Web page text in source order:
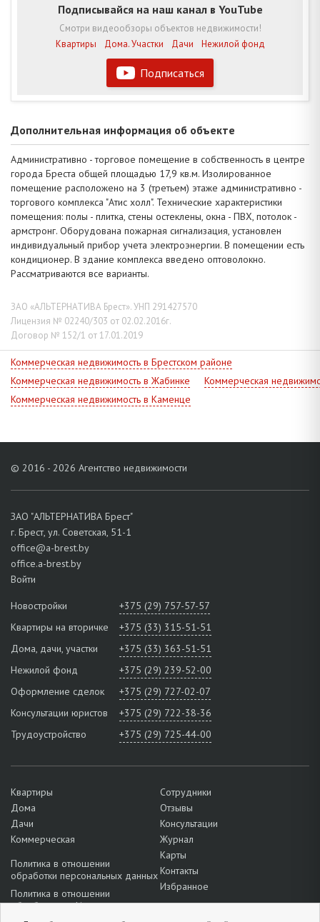
Подписаться
Подписывайся на наш канал в YouTube
Смотри видеообзоры объектов недвижимости!
Квартиры
Дома. Участки Дачи Нежилой фонд
Дополнительная информация об объекте
Административно - торговое помещение в собственность в центре
города Бреста общей площадью 17,9 кв.м. Изолированное
помещение расположено на 3 (третьем) этаже административно -
торгового комплекса "Атис холл". Технические характеристики
помещения: полы - плитка, стены остеклены, окна - ПВХ, потолок -
армстронг. Оборудована пожарная сигнализация, установлен
индивидуальный прибор учета электроэнергии. В помещении есть
кондиционер. В здание комплекса введено оптоволокно.
Рассматриваются все варианты.
ЗАО «АЛЬТЕРНАТИВА Брест». УНП 291427570
Лицензия № 02240/303 от 02.02.2016г.
Договор № 152/1 от 17.01.2019
Коммерческая недвижимость в Брестском районе
Коммерческая недвижимость в Жабинке
Коммерческая
Коммерческая недвижимость в Каменце
© 2016 - 2026 Агентство недвижимости
ЗАО "АЛЬТЕРНАТИВА Брест"
г. Брест, ул. Советская, 51-1
office@a-brest.by
office.a-brest.by
Войти
Новостройки
+375 (29) 757-57-57
Квартиры на вторичке
+375 (33) 315-51-51
Дома, дачи, участки
+375 (33) 363-51-51
Нежилой фонд
+375 (29) 239-52-00
Оформление сделок
+375 (29) 727-02-07
Консультации юристов
+375 (29) 722-38-36
Трудоустройство
+375 (29) 725-44-00
Квартиры
Дома
Дачи
Коммерческая
Политика в отношении
обработки персональных данных
Политика в отношении
обработки cookie
Сотрудники
Отзывы
Консультации
Журнал
Карты
Контакты
Избранное